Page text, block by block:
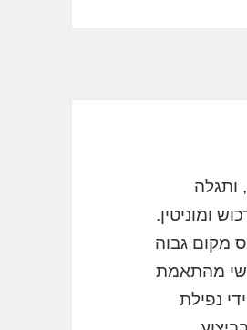
ותגלה
ומוניטין.
מקום גבוה
מהתאמת
נפילת